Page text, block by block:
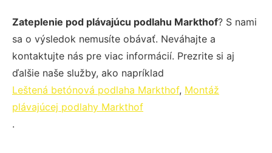
Zateplenie pod plávajúcu podlahu Markthof? S nami
sa o výsledok nemusíte obávať. Neváhajte a
kontaktujte nás pre viac informácií. Prezrite si aj
ďalšie naše služby, ako napríklad
Leštená betónová podlaha Markthof, Montáž
plávajúcej podlahy Markthof
.